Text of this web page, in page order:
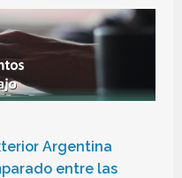
Argentina
entre las